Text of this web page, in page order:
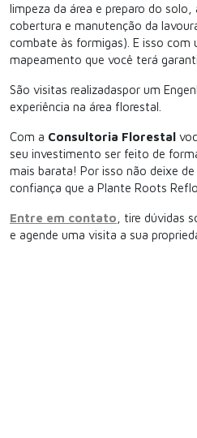
limpeza da área e preparo do
cobertura e manutenção da
combate às formigas). E isso com
mapeamento que você terá
São visitas realizadaspor um
experiência na área florestal.
Com a Consultoria Florestal
seu investimento ser feito de
mais barata! Por isso não deixe
confiança que a Plante Roots
Entre em contato , tire dúvidas
e agende uma visita a sua